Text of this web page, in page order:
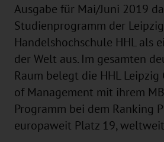
Ausgabe für Mai/Juni 2019
Studienprogramm der
Handelshochschule HHL als
der Welt aus. Im gesamten
Raum belegt die HHL
of Management mit ihrem
Programm bei dem Ranking
europaweit Platz 19,